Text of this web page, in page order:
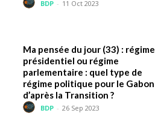
BDP - 11 Oct 2023
Ma pensée du jour (33) : régime
présidentiel ou régime
parlementaire : quel type de
régime politique pour le Gabon
d’après la Transition ?
BDP - 26 Sep 2023